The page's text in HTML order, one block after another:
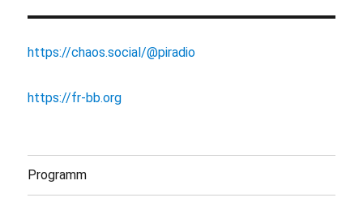
https://chaos.social/@piradio
https://fr-bb.org
Programm